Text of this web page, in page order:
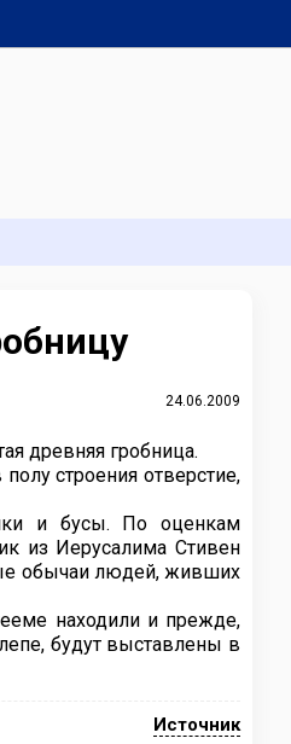
24.06.2009
древняя гробница.
строения отверстие,
и бусы. По оценкам
из Иерусалима Стивен
обычаи людей, живших
находили и прежде,
будут выставлены в
Источник